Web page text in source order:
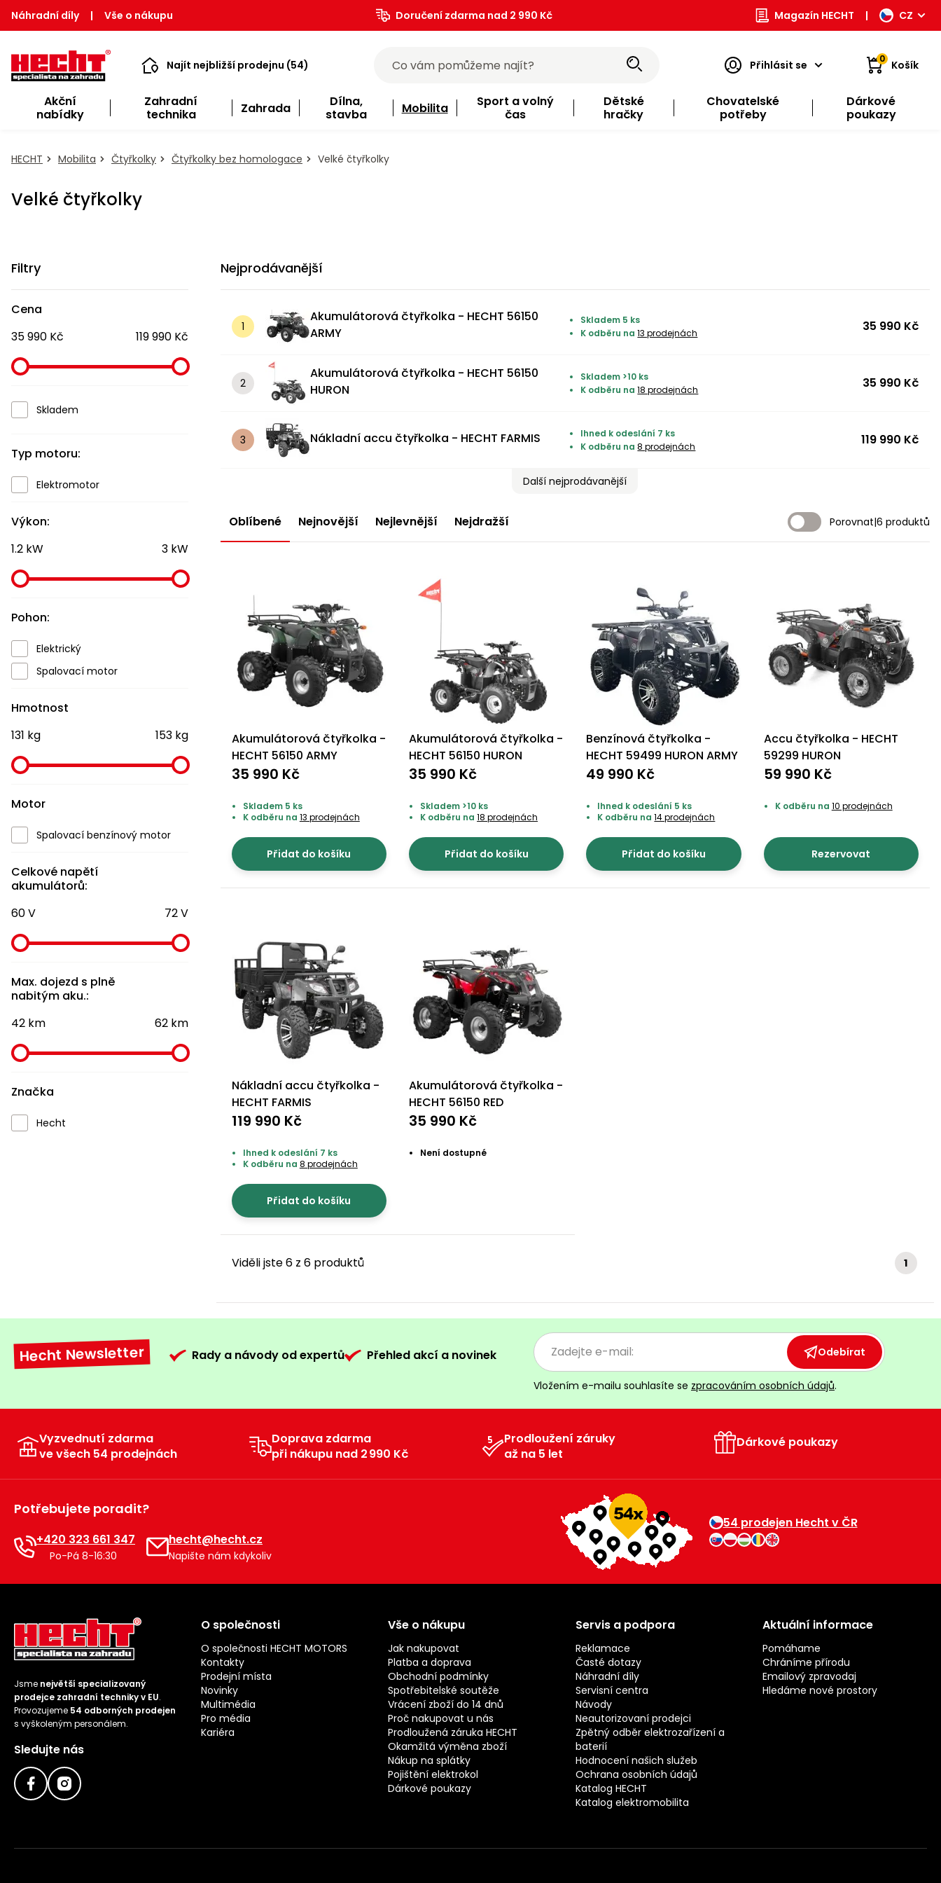
Náhradní díly | Vše o nákupu Doručení zdarma nad 2 990 Kč Magazín HECHT | CZ
Najít nejbližší prodejnu (54) Přihlásit se 0 Košík
Akční
nabídky
Zahradní
technika
Zahrada
Dílna,
stavba
Mobilita
Sport a volný
čas
Dětské
hračky
Chovatelské
potřeby
Dárkové
poukazy
HECHT Mobilita Čtyřkolky Čtyřkolky bez homologace Velké čtyřkolky
Velké čtyřkolky
Nejprodávanější
Akumulátorová čtyřkolka - HECHT 56150
ARMY
Skladem 5 ks
K odběru na13 prodejnách 35 990 Kč
Akumulátorová čtyřkolka - HECHT 56150
HURON
Skladem >10 ks
K odběru na18 prodejnách 35 990 Kč
Nákladní accu čtyřkolka - HECHT FARMIS
Ihned k odeslání 7 ks
K odběru na8 prodejnách 119 990 Kč
Další nejprodávanější
Filtry
Cena
35 990 Kč
119 990 Kč
Skladem
Typ motoru:
Elektromotor
Výkon:
1.2 kW
3 kW
Pohon:
Elektrický
Spalovací motor
Hmotnost
131 kg
153 kg
Motor
Spalovací benzínový motor
Celkové napětí
akumulátorů:
60 V
72 V
Max. dojezd s plně
nabitým aku.:
42 km
62 km
Značka
Hecht
Oblíbené Nejnovější Nejlevnější Nejdražší Porovnat|6 produktů
Akumulátorová čtyřkolka -
HECHT 56150 ARMY
35 990 Kč
Skladem 5 ks
K odběru na 13 prodejnách
Přidat do košíku
Akumulátorová čtyřkolka -
HECHT 56150 HURON
35 990 Kč
Skladem >10 ks
K odběru na18 prodejnách
Přidat do košíku
Benzínová čtyřkolka -
HECHT 59499 HURON ARMY
49 990 Kč
Ihned k odeslání 5 ks
K odběru na14 prodejnách
Přidat do košíku
Accu čtyřkolka - HECHT
59299 HURON
59 990 Kč
K odběru na 10 prodejnách
Rezervovat
Nákladní accu čtyřkolka -
HECHT FARMIS
119 990 Kč
Ihned k odeslání 7 ks
K odběru na 8 prodejnách
Přidat do košíku
Akumulátorová čtyřkolka -
HECHT 56150 RED
35 990 Kč
Není dostupné
Viděli jste 6 z 6 produktů 1
Hecht Newsletter Rady a návody od expertů Přehled akcí a novinek Odebírat
Vložením e-mailu souhlasíte se zpracováním osobních údajů.
Vyzvednutí zdarma
ve všech 54 prodejnách
Doprava zdarma
při nákupu nad 2 990 Kč
Prodloužení záruky
až na 5 let
Dárkové poukazy
Potřebujete poradit?
+420 323 661 347
Po-Pá 8-16:30
hecht@hecht.cz
Napište nám kdykoliv
54 prodejen Hecht v ČR
Jsme největší specializovaný
prodejce zahradní techniky v EU.
Provozujeme 54 odborných prodejen
s vyškoleným personálem.
Sledujte nás
O společnosti
O společnosti HECHT MOTORS
Kontakty
Prodejní místa
Novinky
Multimédia
Pro média
Kariéra
Vše o nákupu
Jak nakupovat
Platba a doprava
Obchodní podmínky
Spotřebitelské soutěže
Vrácení zboží do 14 dnů
Proč nakupovat u nás
Prodloužená záruka HECHT
Okamžitá výměna zboží
Nákup na splátky
Pojištění elektrokol
Dárkové poukazy
Servis a podpora
Reklamace
Časté dotazy
Náhradní díly
Servisní centra
Návody
Neautorizovaní prodejci
Zpětný odběr elektrozařízení a
baterií
Hodnocení našich služeb
Ochrana osobních údajů
Katalog HECHT
Katalog elektromobilita
Aktuální informace
Pomáhame
Chráníme přírodu
Emailový zpravodaj
Hledáme nové prostory